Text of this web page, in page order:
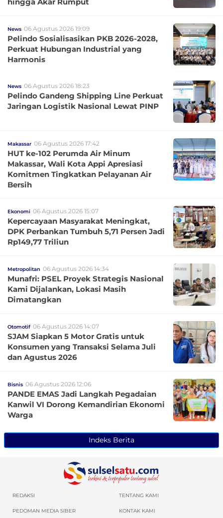
News 06 Agustus 2026 19:09
Pelindo Sosialisasikan PKB 2026-2028,
Perkuat Hubungan Industrial yang
Harmonis
News 06 Agustus 2026 18:23
Pelindo Gandeng Shipping Line Perkuat
Jaringan Logistik Nasional Lewat PINP
Makassar 06 Agustus 2026 17:42
HUT ke-102 Perumda Air Minum
Makassar, Wali Kota Appi Apresiasi
Komitmen Tingkatkan Pelayanan Air
Bersih
Ekonomi 06 Agustus 2026 15:07
Kepercayaan Masyarakat Meningkat,
DPK Perbankan Tumbuh 5,71 Persen Jadi
Rp149,77 Triliun
Metropolitan 06 Agustus 2026 14:34
Munafri: PSEL Proyek Strategis Nasional
Kami Dijalankan, Lokasi Masih
Dimatangkan
Otomotif 06 Agustus 2026 14:07
SJAM Siapkan 5 Motor Gratis untuk
Konsumen yang Transaksi Selama Juli
dan Agustus 2026
Bisnis 06 Agustus 2026 12:06
PANDE EMAS Jadi Langkah Pegadaian
Kanwil VI Dorong Kemandirian Ekonomi
Warga
Indeks Berita
REDAKSI TENTANG KAMI
PEDOMAN MEDIA SIBER KONTAK KAMI